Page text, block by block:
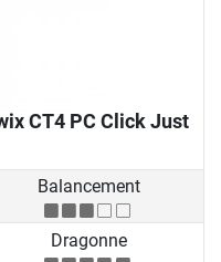
CT4 PC Click Just
Balancement
Dragonne